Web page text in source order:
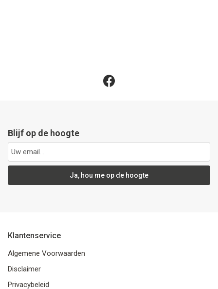
Blijf op de hoogte
Ja, hou me op de hoogte
Klantenservice
Algemene Voorwaarden
Disclaimer
Privacybeleid